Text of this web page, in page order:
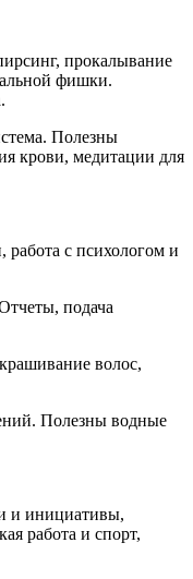
прокалывание
фишки.
Полезны
крови, медитации для
работа с психологом и
подача
волос,
Полезны водные
и инициативы,
работа и спорт,